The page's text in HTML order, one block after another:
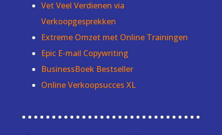
Vet Veel Verdienen via
Verkoopgesprekken
Extreme Omzet met Online Trainingen
Epic E-mail Copywriting
BusinessBoek Bestseller
Online Verkoopsucces XL